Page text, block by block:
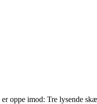
oppe imod: Tre lysende